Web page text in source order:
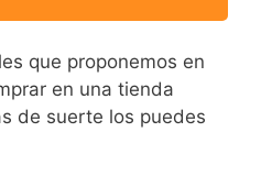
que proponemos en
en una tienda
de suerte los puedes